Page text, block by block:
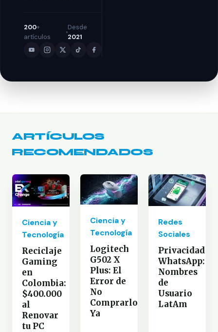
200+
artículos
Desde
2021
ARTÍCULOS
RECOMENDADOS
Ciencia y
Tecnología
Reciclaje
Gaming
en
Colombia:
$400.000
al
Renovar
tu PC
Ciencia y
Tecnología
Logitech
G502 X
Plus: El
Error de
No
Comprarlo
Ya
Redes
Sociales
Privacidad
WhatsApp:
Nombres
de
Usuario
LatAm